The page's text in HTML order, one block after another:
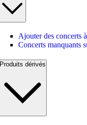
Ajouter des concerts
Concerts manquants
Produits dérivés